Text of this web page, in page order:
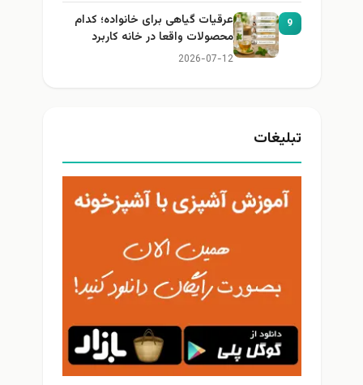
عرقیات گیاهی برای خانواده؛ کدام
محصولات واقعا در خانه کاربرد
دارند؟
2026-07-12